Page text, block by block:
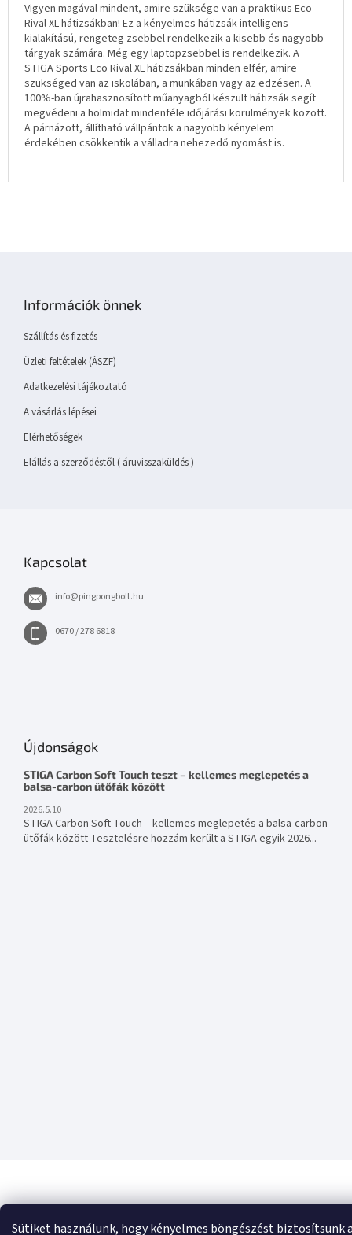
Sütiket használunk, hogy kényelmes böngészést biztosítsunk
Vigyen magával mindent, amire szüksége van a praktikus Eco
Rival XL hátizsákban! Ez a kényelmes hátizsák intelligens
kialakítású, rengeteg zsebbel rendelkezik a kisebb és nagyobb
tárgyak számára. Még egy laptopzsebbel is rendelkezik. A
STIGA Sports Eco Rival XL hátizsákban minden elfér, amire
szükséged van az iskolában, a munkában vagy az edzésen. A
100%-ban újrahasznosított műanyagból készült hátizsák segít
megvédeni a holmidat mindenféle időjárási körülmények között.
A párnázott, állítható vállpántok a nagyobb kényelem
érdekében csökkentik a válladra nehezedő nyomást is.
Információk önnek
Szállítás és fizetés
Üzleti feltételek (ÁSZF)
Adatkezelési tájékoztató
A vásárlás lépései
Elérhetőségek
Elállás a szerződéstől ( áruvisszaküldés )
Kapcsolat
info@pingpongbolt.hu
0670 / 278 6818
Újdonságok
STIGA Carbon Soft Touch teszt – kellemes meglepetés a
balsa-carbon ütőfák között
2026.5.10
STIGA Carbon Soft Touch – kellemes meglepetés a balsa-carbon
ütőfák között Tesztelésre hozzám került a STIGA egyik 2026...